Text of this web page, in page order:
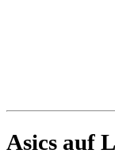
Asics auf